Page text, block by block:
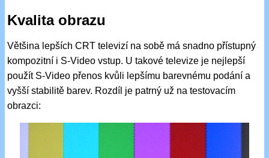
Kvalita obrazu
Většina lepších CRT televizí na sobě má snadno přístupný
kompozitní i S-Video vstup. U takové televize je nejlepší
použít S-Video přenos kvůli lepšímu barevnému podání a
vyšší stabilitě barev. Rozdíl je patrný už na testovacím
obrazci: